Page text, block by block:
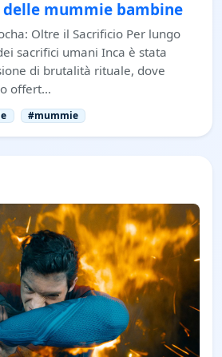
mummie bambine
Oltre il Sacrificio Per lungo
sacrifici umani Inca è stata
di brutalità rituale, dove
offert…
#mummie